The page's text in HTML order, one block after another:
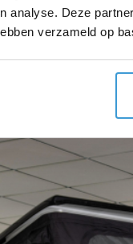
analyse. Deze
verzameld op